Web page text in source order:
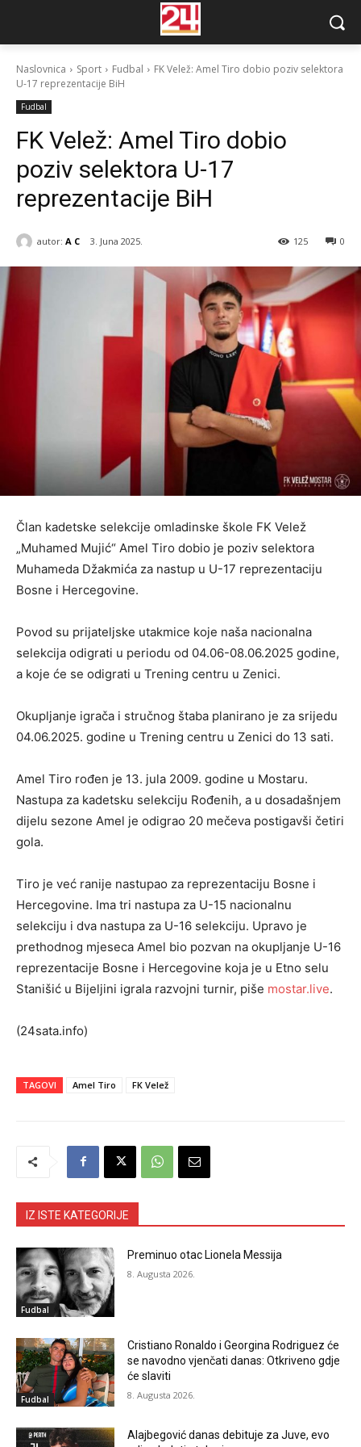
Naslovnica Sport Fudbal
FK Velež: Amel Tiro dobio poziv selektora
U-17 reprezentacije BiH
Fudbal
FK Velež: Amel Tiro dobio
poziv selektora U-17
reprezentacije BiH
autor: A C 3. Juna 2025. 0
125
Član kadetske selekcije omladinske škole FK Velež
„Muhamed Mujić“ Amel Tiro dobio je poziv selektora
Muhameda Džakmića za nastup u U-17 reprezentaciju
Bosne i Hercegovine.
Povod su prijateljske utakmice koje naša nacionalna
selekcija odigrati u periodu od 04.06-08.06.2025 godine,
a koje će se odigrati u Trening centru u Zenici.
Okupljanje igrača i stručnog štaba planirano je za srijedu
04.06.2025. godine u Trening centru u Zenici do 13 sati.
Amel Tiro rođen je 13. jula 2009. godine u Mostaru.
Nastupa za kadetsku selekciju Rođenih, a u dosadašnjem
dijelu sezone Amel je odigrao 20 mečeva postigavši četiri
gola.
Tiro je već ranije nastupao za reprezentaciju Bosne i
Hercegovine. Ima tri nastupa za U-15 nacionalnu
selekciju i dva nastupa za U-16 selekciju. Upravo je
prethodnog mjeseca Amel bio pozvan na okupljanje U-16
reprezentacije Bosne i Hercegovine koja je u Etno selu
Stanišić u Bijeljini igrala razvojni turnir, piše mostar.live.
(24sata.info)
TAGOVI Amel Tiro FK Velež
IZ ISTE KATEGORIJE
Fudbal
Preminuo otac Lionela Messija
8. Augusta 2026.
Fudbal
Cristiano Ronaldo i Georgina Rodriguez će
se navodno vjenčati danas: Otkriveno gdje
će slaviti
8. Augusta 2026.
Alajbegović danas debituje za Juve, evo